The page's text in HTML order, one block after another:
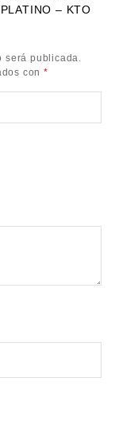
– KTO
será publicada.
con *